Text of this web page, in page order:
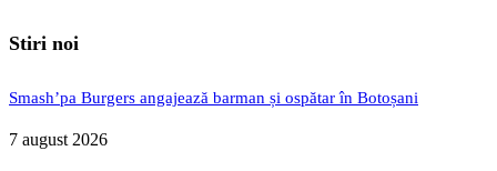
Stiri noi
Smash’pa Burgers angajează barman și ospătar în Botoșani
7 august 2026